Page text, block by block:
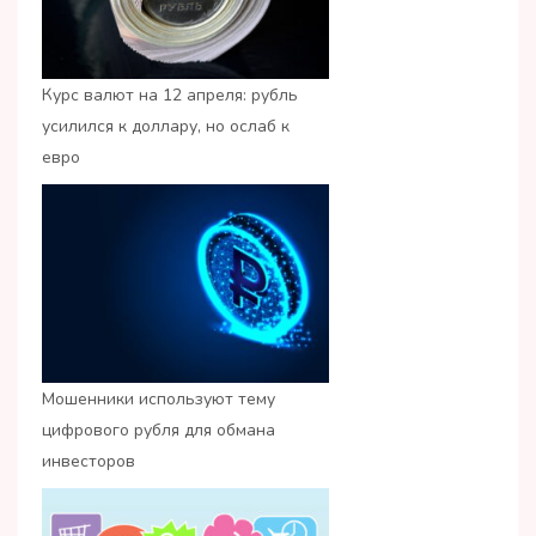
Курс валют на 12 апреля: рубль
усилился к доллару, но ослаб к
евро
Мошенники используют тему
цифрового рубля для обмана
инвесторов